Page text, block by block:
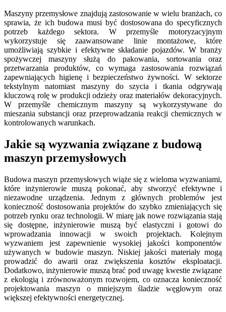
Maszyny przemysłowe znajdują zastosowanie w wielu branżach, co
sprawia, że ich budowa musi być dostosowana do specyficznych
potrzeb każdego sektora. W przemyśle motoryzacyjnym
wykorzystuje się zaawansowane linie montażowe, które
umożliwiają szybkie i efektywne składanie pojazdów. W branży
spożywczej maszyny służą do pakowania, sortowania oraz
przetwarzania produktów, co wymaga zastosowania rozwiązań
zapewniających higienę i bezpieczeństwo żywności. W sektorze
tekstylnym natomiast maszyny do szycia i tkania odgrywają
kluczową rolę w produkcji odzieży oraz materiałów dekoracyjnych.
W przemyśle chemicznym maszyny są wykorzystywane do
mieszania substancji oraz przeprowadzania reakcji chemicznych w
kontrolowanych warunkach.
Jakie są wyzwania związane z budową
maszyn przemysłowych
Budowa maszyn przemysłowych wiąże się z wieloma wyzwaniami,
które inżynierowie muszą pokonać, aby stworzyć efektywne i
niezawodne urządzenia. Jednym z głównych problemów jest
konieczność dostosowania projektów do szybko zmieniających się
potrzeb rynku oraz technologii. W miarę jak nowe rozwiązania stają
się dostępne, inżynierowie muszą być elastyczni i gotowi do
wprowadzania innowacji w swoich projektach. Kolejnym
wyzwaniem jest zapewnienie wysokiej jakości komponentów
używanych w budowie maszyn. Niskiej jakości materiały mogą
prowadzić do awarii oraz zwiększenia kosztów eksploatacji.
Dodatkowo, inżynierowie muszą brać pod uwagę kwestie związane
z ekologią i zrównoważonym rozwojem, co oznacza konieczność
projektowania maszyn o mniejszym śladzie węglowym oraz
większej efektywności energetycznej.